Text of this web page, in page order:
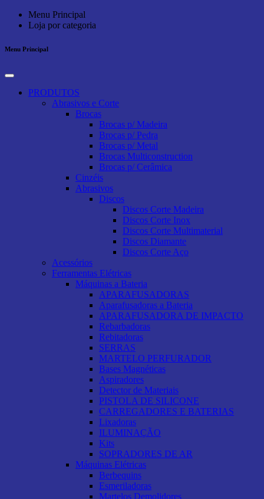
Menu Principal
Loja por categoria
Menu Principal
PRODUTOS
Abrasivos e Corte
Brocas
Brocas p/ Madeira
Brocas p/ Pedra
Brocas p/ Metal
Brocas Multiconstruction
Brocas p/ Cerâmica
Cinzéis
Abrasivos
Discos
Discos Corte Madeira
Discos Corte Inox
Discos Corte Multimaterial
Discos Diamante
Discos Corte Aço
Acessórios
Ferramentas Elétricas
Máquinas a Bateria
APARAFUSADORAS
Aparafusadoras a Bateria
APARAFUSADORA DE IMPACTO
Rebarbadoras
Rebitadoras
SERRAS
MARTELO PERFURADOR
Bases Magnéticas
Aspiradores
Detector de Materiais
PISTOLA DE SILICONE
CARREGADORES E BATERIAS
Lixadoras
ILUMINAÇÃO
Kits
SOPRADORES DE AR
Máquinas Elétricas
Berbequins
Esmeriladoras
Martelos Demolidores